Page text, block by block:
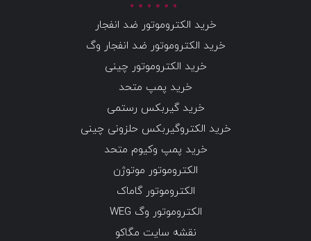
خرید الکتروموتور ضد انفجار
خرید الکتروموتور ضد انفجار وگ
خرید الکتروموتور چینی
خرید پمپ متحد
خرید گیربکس رستمی
خرید الکتروگیربکس حلزونی چینی
خرید پمپ وکیوم متحد
الکتروموتور موتوژن
الکتروموتور گاماک
الکتروموتور وگ WEG
نقشه سایت مگاکو